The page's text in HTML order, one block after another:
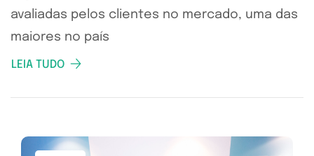
avaliadas pelos clientes no mercado, uma das
maiores no país
LEIA TUDO